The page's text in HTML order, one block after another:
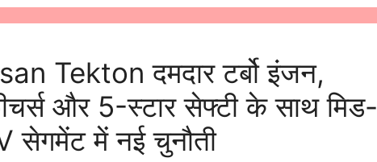
Tekton दमदार टर्बो इंजन,
और 5-स्टार सेफ्टी के साथ मिड-
सेगमेंट में नई चुनौती